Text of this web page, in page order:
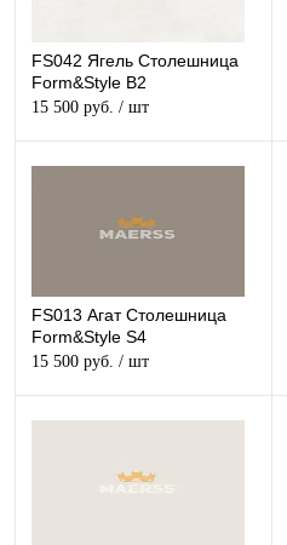
FS042 Ягель Столешница
Form&Style B2
15 500 руб. / шт
FS013 Агат Столешница
Form&Style S4
15 500 руб. / шт